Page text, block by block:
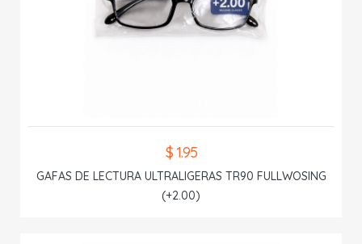
$ 1.95
GAFAS DE LECTURA ULTRALIGERAS TR90 FULLWOSING
(+2.00)